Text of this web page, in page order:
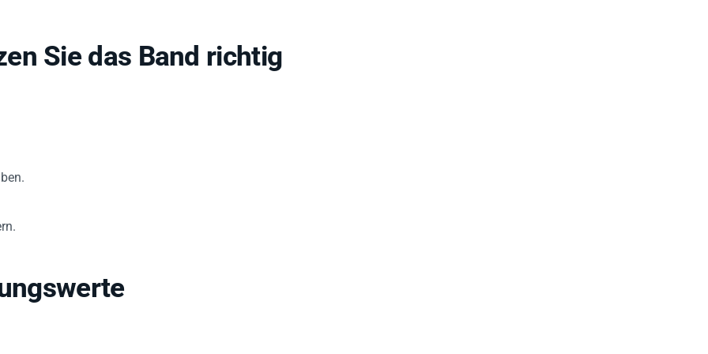
Sie das Band richtig